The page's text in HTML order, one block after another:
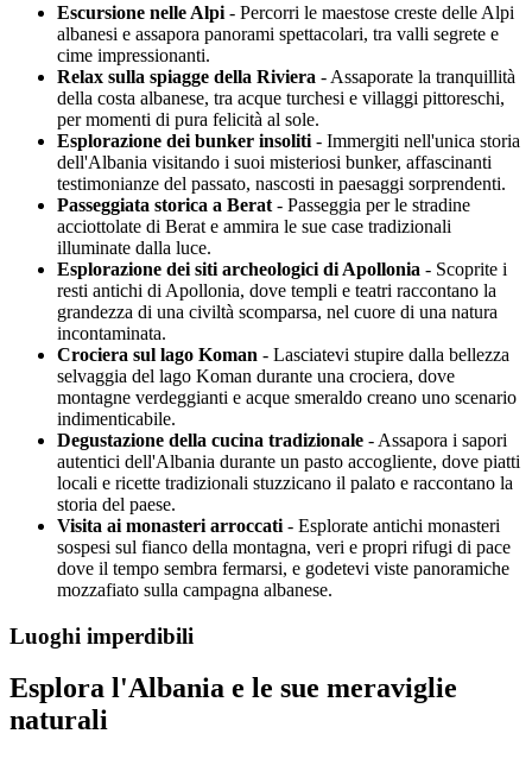
Escursione nelle Alpi - Percorri le maestose creste delle Alpi
albanesi e assapora panorami spettacolari, tra valli segrete e
cime impressionanti.
Relax sulla spiagge della Riviera - Assaporate la tranquillità
della costa albanese, tra acque turchesi e villaggi pittoreschi,
per momenti di pura felicità al sole.
Esplorazione dei bunker insoliti - Immergiti nell'unica storia
dell'Albania visitando i suoi misteriosi bunker, affascinanti
testimonianze del passato, nascosti in paesaggi sorprendenti.
Passeggiata storica a Berat - Passeggia per le stradine
acciottolate di Berat e ammira le sue case tradizionali
illuminate dalla luce.
Esplorazione dei siti archeologici di Apollonia - Scoprite i
resti antichi di Apollonia, dove templi e teatri raccontano la
grandezza di una civiltà scomparsa, nel cuore di una natura
incontaminata.
Crociera sul lago Koman - Lasciatevi stupire dalla bellezza
selvaggia del lago Koman durante una crociera, dove
montagne verdeggianti e acque smeraldo creano uno scenario
indimenticabile.
Degustazione della cucina tradizionale - Assapora i sapori
autentici dell'Albania durante un pasto accogliente, dove piatti
locali e ricette tradizionali stuzzicano il palato e raccontano la
storia del paese.
Visita ai monasteri arroccati - Esplorate antichi monasteri
sospesi sul fianco della montagna, veri e propri rifugi di pace
dove il tempo sembra fermarsi, e godetevi viste panoramiche
mozzafiato sulla campagna albanese.
Luoghi imperdibili
Esplora l'Albania e le sue meraviglie
naturali